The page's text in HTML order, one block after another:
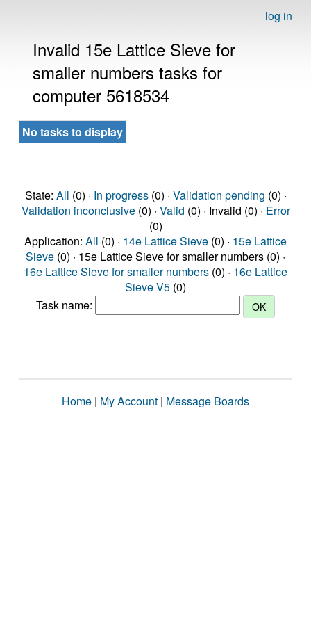
log in
Invalid 15e Lattice Sieve for
smaller numbers tasks for
computer 5618534
No tasks to display
State: All (0) · In progress(0) · Validation pending (0) ·
Validation inconclusive(0) · Valid (0) · Invalid (0) · Error
(0)
Application: All (0) · 14e Lattice Sieve (0) · 15e Lattice
Sieve (0) · 15e Lattice Sieve for smaller numbers (0) ·
16e Lattice Sieve for smaller numbers (0) · 16e Lattice
Sieve V5 (0)
Task name:
Home | My Account | Message Boards